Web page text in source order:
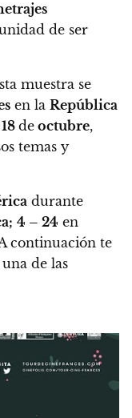
de ser
muestra se
en la República
18 de octubre,
temas y
durante
4 – 24 en
continuación te
de las